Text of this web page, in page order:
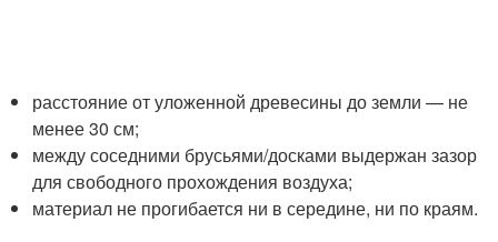
расстояние от уложенной древесины до земли — не
менее 30 см;
между соседними брусьями/досками выдержан зазор
для свободного прохождения воздуха;
материал не прогибается ни в середине, ни по краям.